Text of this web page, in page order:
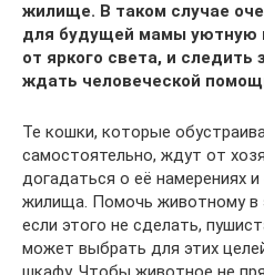
жилище. В таком случае
для будущей мамы уютную
от яркого света, и следить
ждать человеческой
Те кошки, которые
самостоятельно, ждут от
догадаться о её намерениях
жилища. Помочь животному в
если этого не сделать,
может выбрать для этих